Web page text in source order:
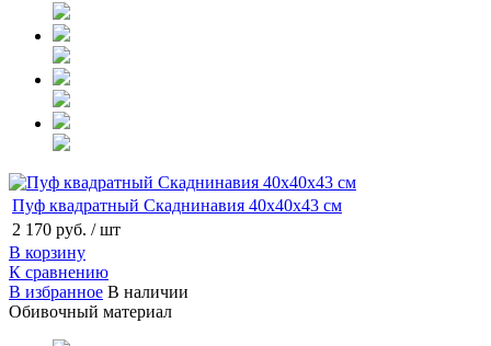
Пуф квадратный Скаднинавия 40х40х43 см
2 170 руб. / шт
В корзину
К сравнению
В избранное В наличии
Обивочный материал